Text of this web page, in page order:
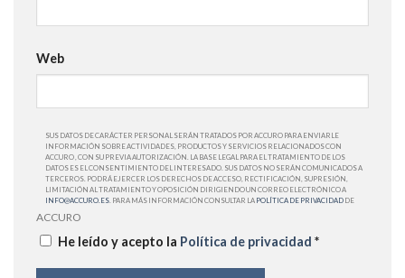
Web
SUS DATOS DE CARÁCTER PERSONAL SERÁN TRATADOS POR ACCURO PARA ENVIARLE
INFORMACIÓN SOBRE ACTIVIDADES, PRODUCTOS Y SERVICIOS RELACIONADOS CON
ACCURO , CON SU PREVIA AUTORIZACIÓN. LA BASE LEGAL PARA EL TRATAMIENTO DE LOS
DATOS ES EL CONSENTIMIENTO DEL INTERESADO. SUS DATOS NO SERÁN COMUNICADOS A
TERCEROS. PODRÁ EJERCER LOS DERECHOS DE ACCESO, RECTIFICACIÓN, SUPRESIÓN,
LIMITACIÓN AL TRATAMIENTO Y OPOSICIÓN DIRIGIENDO UN CORREO ELECTRÓNICO A
INFO@ACCURO.ES . PARA MÁS INFORMACIÓN CONSULTAR LA POLÍTICA DE PRIVACIDAD DE
ACCURO
He leído y acepto la Política de privacidad *